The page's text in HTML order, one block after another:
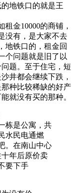
地铁口的就是王
金10000的商铺，
没有，是大家不去
地铁口的，租金回
个问题就是旧了以
题。至于住宅，短
井都会继续下跌，
种比较稀缺的好产
就没有买的那种。
栋是公寓，共
水民电通燃
。在南山中心
年后原价卖
要下手